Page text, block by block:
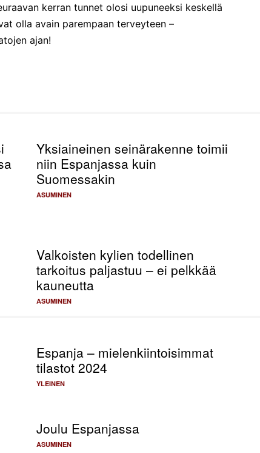
kerran tunnet olosi uupuneeksi keskellä
olla avain parempaan terveyteen –
ajan!
Yksiaineinen seinärakenne toimii
niin Espanjassa kuin
Suomessakin
ASUMINEN
Valkoisten kylien todellinen
tarkoitus paljastuu – ei pelkkää
kauneutta
ASUMINEN
Espanja – mielenkiintoisimmat
tilastot 2024
YLEINEN
Joulu Espanjassa
ASUMINEN